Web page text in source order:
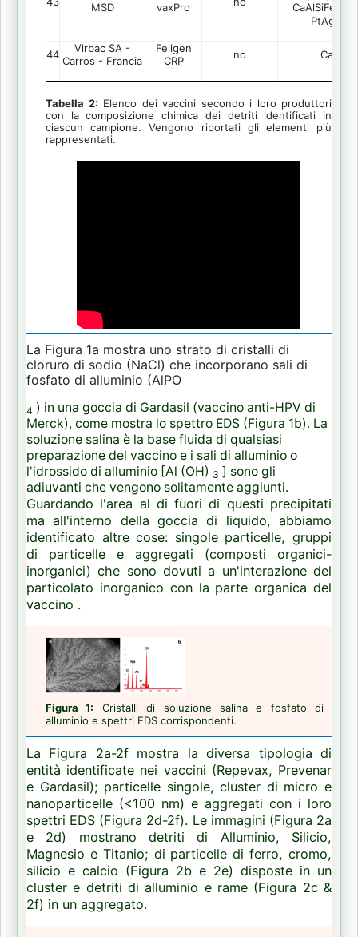
MSD
vaxPro
CaAlSiFeV,
44
Virbac SA -
Carros - Francia
Feligen
CRP
no Ca, SiAl
Tabella 2: Elenco dei vaccini secondo i loro produttori
con la composizione chimica dei detriti identificati in
ciascun campione.Vengono riportati gli elementi più
rappresentati.
La Figura 1a mostra uno strato di cristalli di
cloruro di sodio (NaCl) che incorporano sali di
fosfato di alluminio (AlPO
4 ) in una goccia di Gardasil (vaccino anti-HPV di
Merck), come mostra lo spettro EDS (Figura 1b). La
soluzione salina è la base fluida di qualsiasi
preparazione del vaccino e i sali di alluminio o
l'idrossido di alluminio [Al (OH) 3 ] sono gli
adiuvanti che vengono solitamente aggiunti.
Guardando l'area al di fuori di questi precipitati
ma all'interno della goccia di liquido, abbiamo
identificato altre cose: singole particelle, gruppi
di particelle e aggregati (composti organici-
inorganici) che sono dovuti a un'interazione del
particolato inorganico con la parte organica del
vaccino .
Figura 1: Cristalli di soluzione salina e fosfato di
alluminio e spettri EDS corrispondenti.
La Figura 2a-2f mostra la diversa tipologia di
entità identificate nei vaccini (Repevax, Prevenar
e Gardasil); particelle singole, cluster di micro e
nanoparticelle (<100 nm) e aggregati con i loro
spettri EDS (Figura 2d-2f). Le immagini (Figura 2a
e 2d) mostrano detriti di Alluminio, Silicio,
Magnesio e Titanio; di particelle di ferro, cromo,
silicio e calcio (Figura 2b e 2e) disposte in un
cluster e detriti di alluminio e rame (Figura 2c &
2f) in un aggregato.